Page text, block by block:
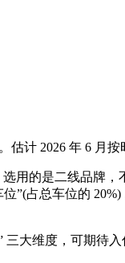
计 2026 年 6 月按
用的是二线品牌，
”(占总车位的
维度，可期待入